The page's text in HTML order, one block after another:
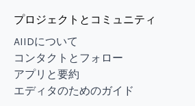
プロジェクトとコミュニティ
AIIDについて
コンタクトとフォロー
アプリと要約
エディタのためのガイド